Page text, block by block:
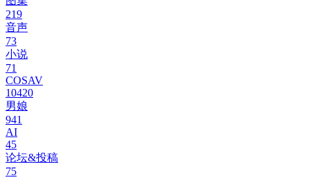
219
音声
73
小说
71
COSAV
10420
男娘
941
AI
45
论坛&投稿
75